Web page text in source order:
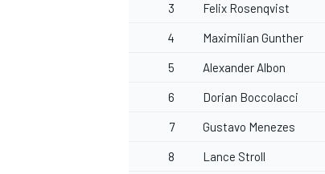
3 Felix Rosenqvist
4 Maximilian Gunther
5 Alexander Albon
6 Dorian Boccolacci
7 Gustavo Menezes
8 Lance Stroll